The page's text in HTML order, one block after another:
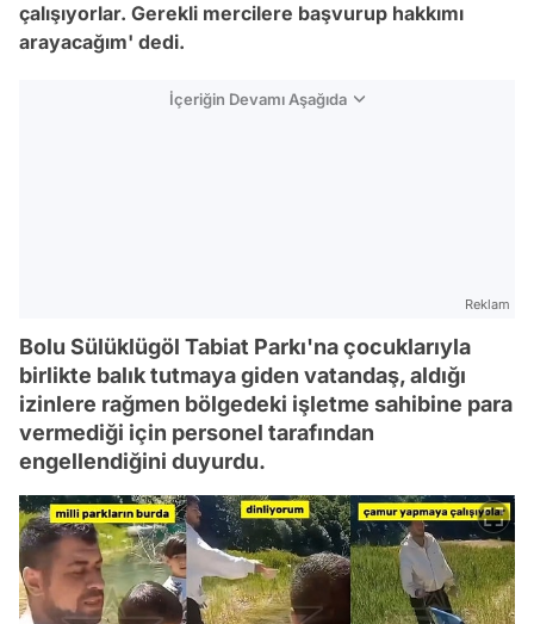
çalışıyorlar. Gerekli mercilere başvurup hakkımı
arayacağım' dedi.
İçeriğin Devamı Aşağıda
Reklam
Bolu Sülüklügöl Tabiat Parkı'na çocuklarıyla
birlikte balık tutmaya giden vatandaş, aldığı
izinlere rağmen bölgedeki işletme sahibine para
vermediği için personel tarafından
engellendiğini duyurdu.